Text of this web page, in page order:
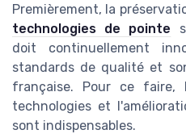
Premièrement, la
technologies de pointe
doit continuellement
standards de qualité et
française. Pour ce faire,
technologies et
sont indispensables.